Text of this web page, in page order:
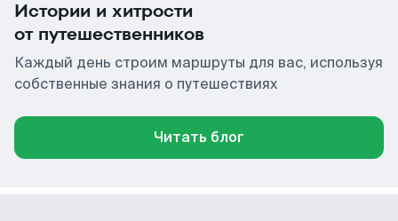
Истории и хитрости
от путешественников
Каждый день строим маршруты для вас, используя
собственные знания о путешествиях
Читать блог